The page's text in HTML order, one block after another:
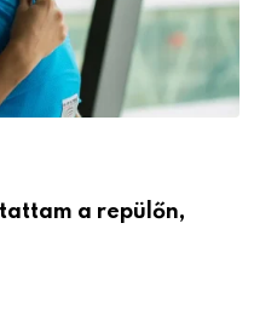
a repülőn,